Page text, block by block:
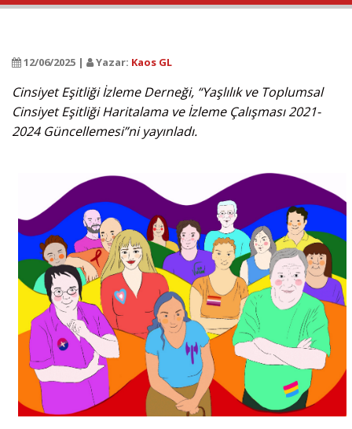
12/06/2025 | Yazar: Kaos GL
Cinsiyet Eşitliği İzleme Derneği, “Yaşlılık ve Toplumsal
Cinsiyet Eşitliği Haritalama ve İzleme Çalışması 2021-
2024 Güncellemesi”ni yayınladı.